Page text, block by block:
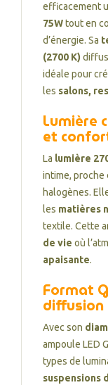
efficacement
75Wtout en
d’énergie. Sa
(2700 K)
idéale pour
les salons,
Lumière
et
La lumière
intime, proche
halogènes.
les matières
textile. Cette
de vie où
apaisante.
Format
diffusion
Avec son
ampoule LED
types de
suspensions